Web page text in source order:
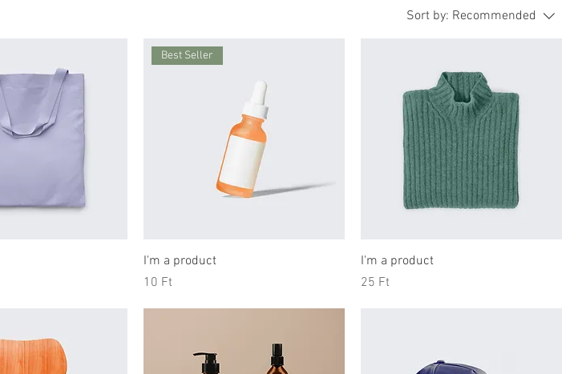
Sort by: Recommended
Best Seller
I'm a product
Price
10 Ft
I'm a product
Price
25 Ft